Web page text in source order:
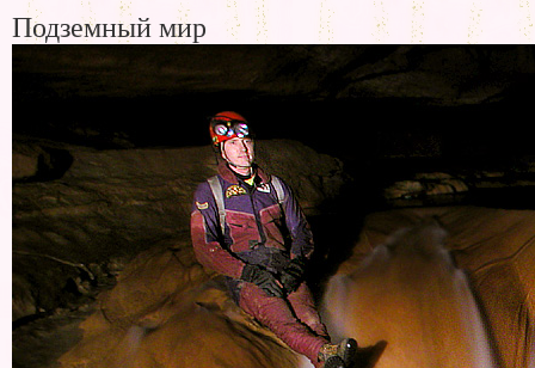
Подземный мир